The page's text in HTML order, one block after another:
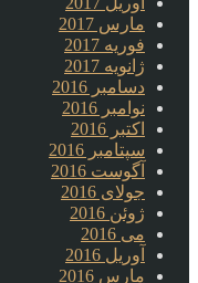
مارس 2017
فوریه 2017
ژانویه 2017
دسامبر 2016
نوامبر 2016
اکتبر 2016
سپتامبر 2016
آگوست 2016
جولای 2016
ژوئن 2016
می 2016
آوریل 2016
مارس 2016